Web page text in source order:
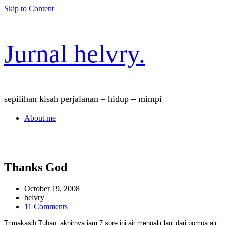
Skip to Content
Jurnal helvry.
sepilihan kisah perjalanan – hidup – mimpi
About me
Thanks God
October 19, 2008
helvry
11 Commentson
Trimakasih Tuhan, akhirnya jam 7 sore ini air mengalir lagi dari pompa air.